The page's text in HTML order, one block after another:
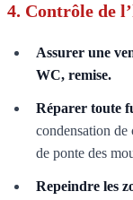
4. Contrôle de
Assurer une
WC, remise.
Réparer toute
condensation
de ponte des
Repeindre les